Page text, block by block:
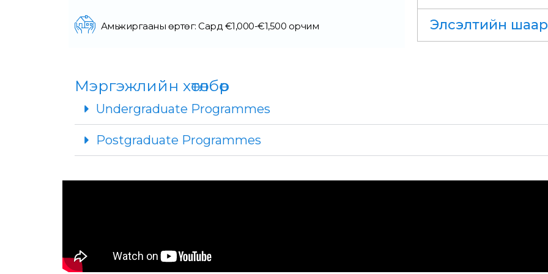
Амьжиргааны өртөг: Сард €1,000-€1,500 орчим
Элсэлтийн
Мэргэжлийн хөтөлбөр
Undergraduate Programmes
Postgraduate Programmes